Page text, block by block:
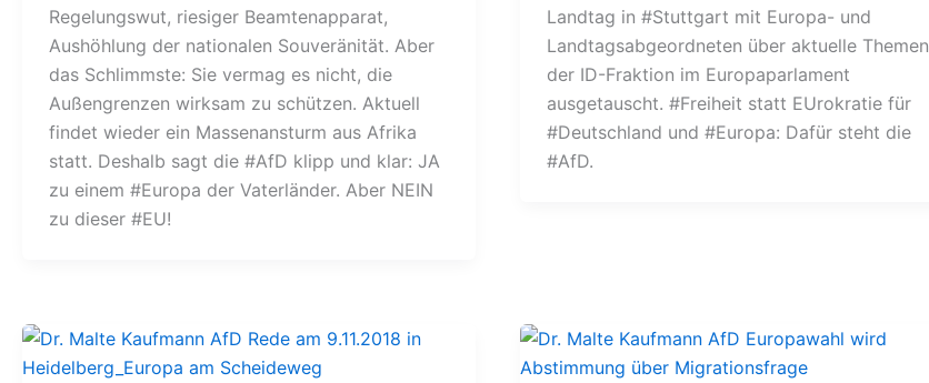
Regelungswut, riesiger Beamtenapparat,
Aushöhlung der nationalen Souveränität. Aber
das Schlimmste: Sie vermag es nicht, die
Außengrenzen wirksam zu schützen. Aktuell
findet wieder ein Massenansturm aus Afrika
statt. Deshalb sagt die #AfD klipp und klar: JA
zu einem #Europa der Vaterländer. Aber NEIN
zu dieser #EU!
Landtag in #Stuttgart mit Europa- und
Landtagsabgeordneten über aktuelle Themen
der ID-Fraktion im Europaparlament
ausgetauscht. #Freiheit statt EUrokratie für
#Deutschland und #Europa: Dafür steht die
#AfD.